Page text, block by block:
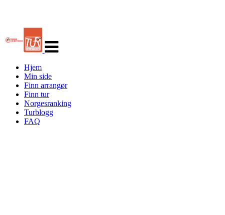
navigasjon
Hjem
Min side
Finn arrangør
Finn tur
Norgesranking
Turblogg
FAQ